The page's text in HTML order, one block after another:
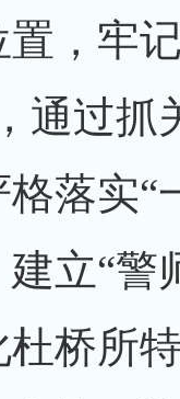
，牢
通过抓
落实“
立“警
桥所